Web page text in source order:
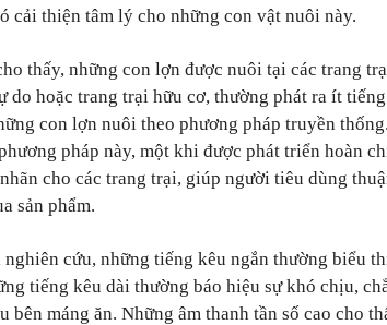
cải thiện tâm lý cho những con vật nuôi này.
thấy, những con lợn được nuôi tại các trang
do hoặc trang trại hữu cơ, thường phát ra ít
con lợn nuôi theo phương pháp truyền
pháp này, một khi được phát triển hoàn
cho các trang trại, giúp người tiêu dùng
sản phẩm.
nghiên cứu, những tiếng kêu ngắn thường biểu
tiếng kêu dài thường báo hiệu sự khó chịu,
bên máng ăn. Những âm thanh tần số cao cho